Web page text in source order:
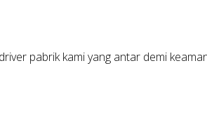
pabrik kami yang antar demi